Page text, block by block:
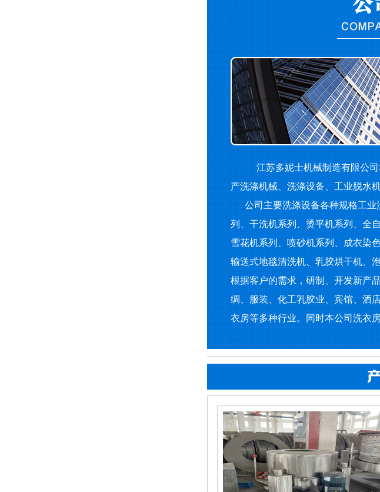
江苏多妮士机械制造有限公司
产洗涤机械、洗涤设备、工业脱水
公司主要洗涤设备各种规格工业
列、干洗机系列、烫平机系列、全
雪花机系列、喷砂机系列、成衣染
输送式地毯清洗机、乳胶烘干机、
根据客户的需求，研制、开发新产
绸、服装、化工乳胶业、宾馆、酒
衣房等多种行业。同时本公司洗衣